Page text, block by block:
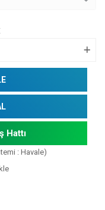
Hattı
: Havale)